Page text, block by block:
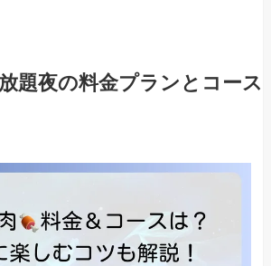
題夜の料金プランとコース